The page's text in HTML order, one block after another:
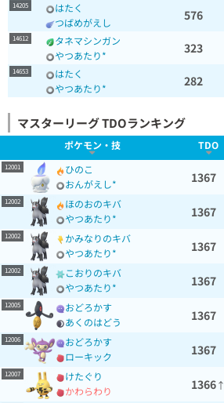
14205
はたく
つばめがえし
576
14612
タネマシンガン
やつあたり*
323
14653
はたく
やつあたり*
282
マスターリーグTDOランキング
ポケモン・技 TDO
12001
ひのこ
おんがえし*
1367
12002
ほのおのキバ
やつあたり*
1367
12002
かみなりのキバ
やつあたり*
1367
12002
こおりのキバ
やつあたり*
1367
12005
おどろかす
あくのはどう
1367
12006
おどろかす
ローキック
1367
12007
けたぐり
かわらわり
1366↑